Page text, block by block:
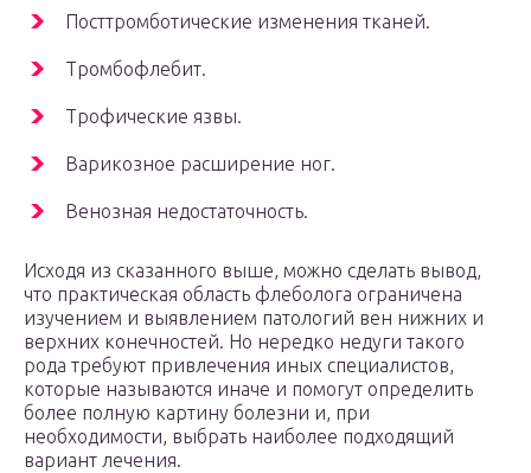
Посттромботические изменения тканей.
Тромбофлебит.
Трофические язвы.
Варикозное расширение ног.
Венозная недостаточность.
Исходя из сказанного выше, можно сделать вывод,
что практическая область флеболога ограничена
изучением и выявлением патологий вен нижних и
верхних конечностей. Но нередко недуги такого
рода требуют привлечения иных специалистов,
которые называются иначе и помогут определить
более полную картину болезни и, при
необходимости, выбрать наиболее подходящий
вариант лечения.